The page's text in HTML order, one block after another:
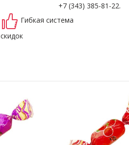
+7 (343) 385-81-22.
Гибкая система
скидок